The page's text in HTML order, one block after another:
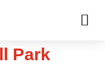
Park